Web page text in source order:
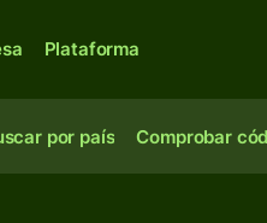
Plataforma
por país Comprobar